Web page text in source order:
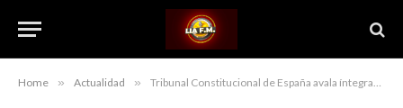
Home » Actualidad » Tribunal Constitucional de España avala íntegramente ley de la eutanasia